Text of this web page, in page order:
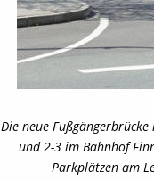
Die neue
und 2-3 im Bahnhof
Parkplätzen am